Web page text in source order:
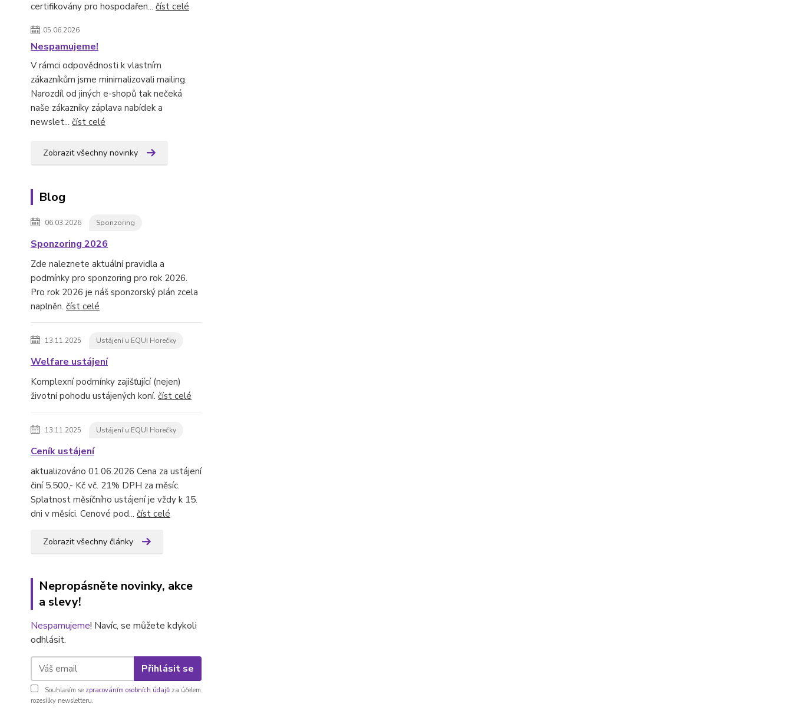
certifikovány pro hospodařen... číst celé
05.06.2026
Nespamujeme!
V rámci odpovědnosti k vlastním
zákazníkům jsme minimalizovali mailing.
Narozdíl od jiných e-shopů tak nečeká
naše zákazníky záplava nabídek a
newslet... číst celé
Zobrazit všechny novinky
Blog
06.03.2026 Sponzoring
Sponzoring 2026
Zde naleznete aktuální pravidla a
podmínky pro sponzoring pro rok 2026.
Pro rok 2026 je náš sponzorský plán zcela
naplněn. číst celé
13.11.2025 Ustájení u EQUI Horečky
Welfare ustájení
Komplexní podmínky zajišťující (nejen)
životní pohodu ustájených koní. číst celé
13.11.2025 Ustájení u EQUI Horečky
Ceník ustájení
aktualizováno 01.06.2026 Cena za ustájení
činí 5.500,- Kč vč. 21% DPH za měsíc.
Splatnost měsíčního ustájení je vždy k 15.
dni v měsíci. Cenové pod... číst celé
Zobrazit všechny články
Nepropásněte novinky, akce
a slevy!
Nespamujeme! Navíc, se můžete kdykoli
odhlásit.
Přihlásit se
Souhlasím se zpracováním osobních údajů za účelem
rozesílky newsletteru.